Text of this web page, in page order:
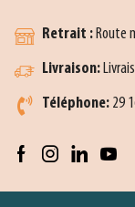
Retrait :Route
Livraison:
Téléphone: 29